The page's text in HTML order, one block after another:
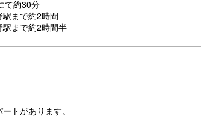
て約30分
駅まで約2時間
駅まで約2時間半
トがあります。